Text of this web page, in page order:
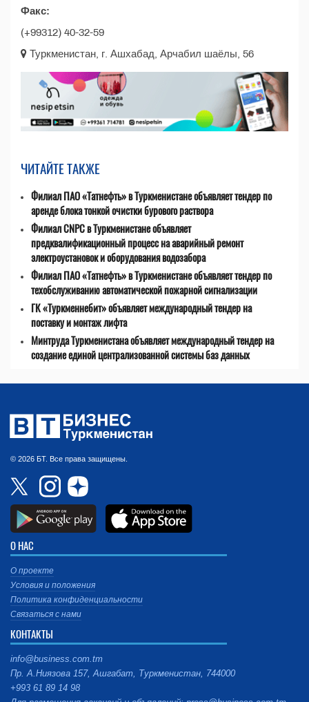
Факс:
(+99312) 40-32-59
Туркменистан, г. Ашхабад, Арчабил шаёлы, 56
ЧИТАЙТЕ ТАКЖЕ
Филиал ПАО «Татнефть» в Туркменистане объявляет тендер по
аренде блока тонкой очистки бурового раствора
Филиал CNPC в Туркменистане объявляет
предквалификационный процесс на аварийный ремонт
электроустановок и оборудования водозабора
Филиал ПАО «Татнефть» в Туркменистане объявляет тендер по
техобслуживанию автоматической пожарной сигнализации
ГК «Туркменнебит» объявляет международный тендер на
поставку и монтаж лифта
Минтруда Туркменистана объявляет международный тендер на
создание единой централизованной системы баз данных
© 2026 БТ. Все права защищены.
О НАС
О проекте
Условия и положения
Политика конфиденциальности
Связаться с нами
КОНТАКТЫ
info@business.com.tm
Пр. А.Ниязова 157, Ашгабат, Туркменистан, 744000
+993 61 89 14 98